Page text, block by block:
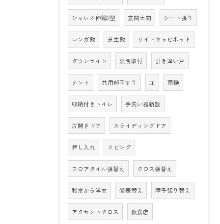
シャレオ伸縮2型 玄関土間 シート張り
レンガ敷 芝生敷 サイドキャビネット
ダウンライト 照明取付 引き違い戸
テント 共用部手すり 庇 雨樋
収納付きトイレ 手洗い器新設
片開きドア スライディングドア
押し入れ リビング
フロアタイル張替え クロス張替え
和室から洋室 畳表替え 障子張り替え
アクセントクロス 飲食店